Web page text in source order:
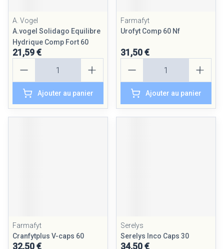
A. Vogel
A.vogel Solidago Equilibre
Hydrique Comp Fort 60
21,59 €
Ajouter au panier
Farmafyt
Urofyt Comp 60 Nf
31,50 €
Ajouter au panier
Farmafyt
Cranfytplus V-caps 60
32,50 €
Serelys
Serelys Inco Caps 30
34,50 €